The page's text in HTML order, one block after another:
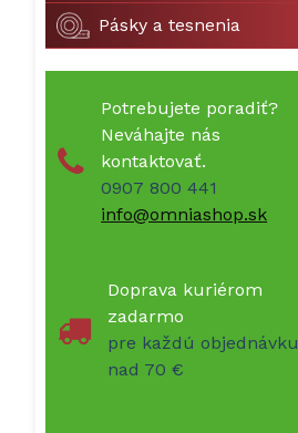
Pásky a tesnenia
Potrebujete poradiť?
Neváhajte nás
kontaktovať.
0907 800 441
info@omniashop.sk
Doprava kuriérom
zadarmo
pre každú objednávku
nad 70 €